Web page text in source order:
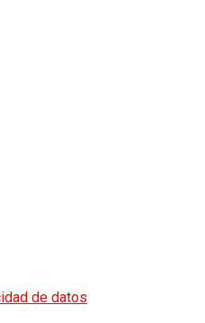
de datos